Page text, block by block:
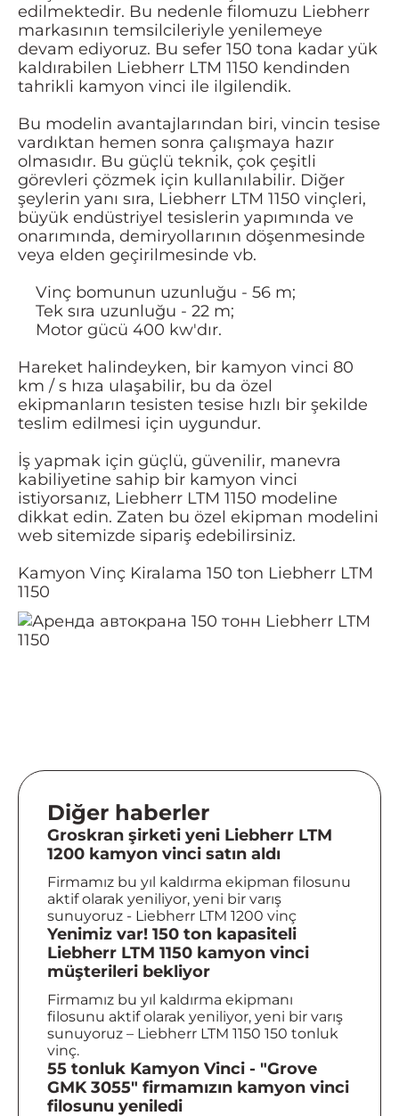
edilmektedir. Bu nedenle filomuzu Liebherr
markasının temsilcileriyle yenilemeye
devam ediyoruz. Bu sefer 150 tona kadar yük
kaldırabilen Liebherr LTM 1150 kendinden
tahrikli kamyon vinci ile ilgilendik.
Bu modelin avantajlarından biri, vincin tesise
vardıktan hemen sonra çalışmaya hazır
olmasıdır. Bu güçlü teknik, çok çeşitli
görevleri çözmek için kullanılabilir. Diğer
şeylerin yanı sıra, Liebherr LTM 1150 vinçleri,
büyük endüstriyel tesislerin yapımında ve
onarımında, demiryollarının döşenmesinde
veya elden geçirilmesinde vb.
Vinç bomunun uzunluğu - 56 m;
Tek sıra uzunluğu - 22 m;
Motor gücü 400 kw'dır.
Hareket halindeyken, bir kamyon vinci 80
km / s hıza ulaşabilir, bu da özel
ekipmanların tesisten tesise hızlı bir şekilde
teslim edilmesi için uygundur.
İş yapmak için güçlü, güvenilir, manevra
kabiliyetine sahip bir kamyon vinci
istiyorsanız, Liebherr LTM 1150 modeline
dikkat edin. Zaten bu özel ekipman modelini
web sitemizde sipariş edebilirsiniz.
Kamyon Vinç Kiralama 150 ton Liebherr LTM
1150
Diğer haberler
Groskran şirketi yeni Liebherr LTM
1200 kamyon vinci satın aldı
Firmamız bu yıl kaldırma ekipman filosunu
aktif olarak yeniliyor, yeni bir varış
sunuyoruz - Liebherr LTM 1200 vinç
Yenimiz var! 150 ton kapasiteli
Liebherr LTM 1150 kamyon vinci
müşterileri bekliyor
Firmamız bu yıl kaldırma ekipmanı
filosunu aktif olarak yeniliyor, yeni bir varış
sunuyoruz – Liebherr LTM 1150 150 tonluk
vinç.
55 tonluk Kamyon Vinci - "Grove
GMK 3055" firmamızın kamyon vinci
filosunu yeniledi